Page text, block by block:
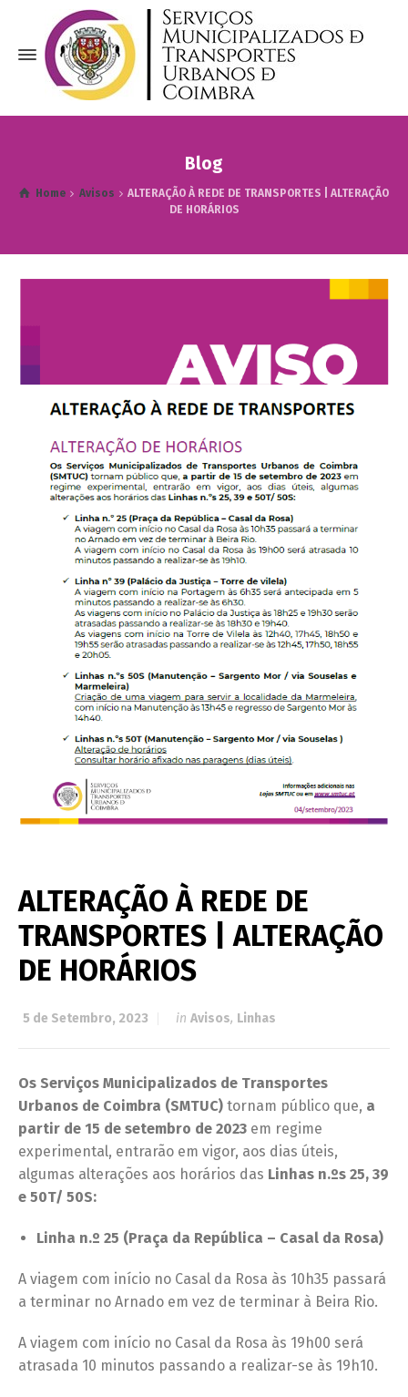
Blog
Home Avisos
ALTERAÇÃO À REDE DE TRANSPORTES | ALTERAÇÃO
DE HORÁRIOS
ALTERAÇÃO À REDE DE
TRANSPORTES | ALTERAÇÃO
DE HORÁRIOS
5 de Setembro, 2023 in Avisos, Linhas
Os Serviços Municipalizados de Transportes
Urbanos de Coimbra (SMTUC) tornam público que, a
partir de 15 de setembro de 2023 em regime
experimental, entrarão em vigor, aos dias úteis,
algumas alterações aos horários das Linhas n.ºs 25, 39
e 50T/ 50S:
Linha n.º 25 (Praça da República – Casal da Rosa)
A viagem com início no Casal da Rosa às 10h35 passará
a terminar no Arnado em vez de terminar à Beira Rio.
A viagem com início no Casal da Rosa às 19h00 será
atrasada 10 minutos passando a realizar-se às 19h10.